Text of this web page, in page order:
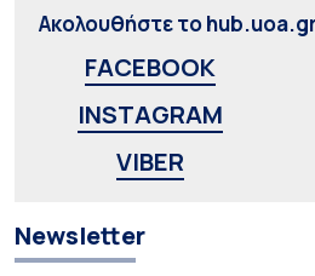
Ακολουθήστε το
FACEBOOK
INSTAGRAM
VIBER
Newsletter